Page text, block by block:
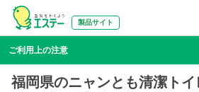
製品サイト
ご利用上の注意
福岡県のニャンとも清潔ト